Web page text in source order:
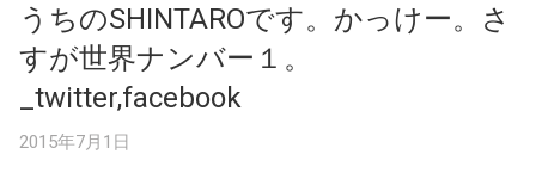
うちのSHINTAROです。かっけー。さ
すが世界ナンバー１。
_twitter,facebook
2015年7月1日